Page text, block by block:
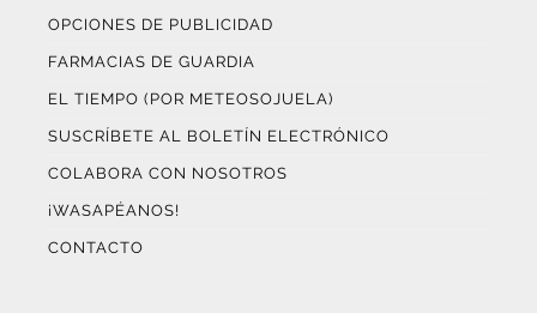
OPCIONES DE PUBLICIDAD
FARMACIAS DE GUARDIA
EL TIEMPO (POR METEOSOJUELA)
SUSCRÍBETE AL BOLETÍN ELECTRÓNICO
COLABORA CON NOSOTROS
¡WASAPÉANOS!
CONTACTO